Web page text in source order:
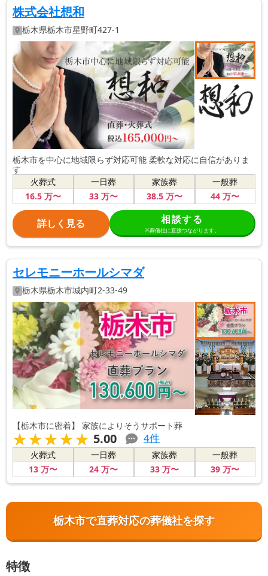
株式会社想和
栃木県栃木市星野町427-1
栃木市を中心に地域限らず対応可能 柔軟な対応に自信がありま
す
火葬式
16.5万〜
一日葬
33 万〜
家族葬
38.5万〜
一般葬
44 万〜
詳しく見る 相談する
※葬儀社に直接つながります。
セレモニーホールシマダ
栃木県栃木市城内町2-33-49
【栃木市に密着】 家族によりそうサポート葬
★★★★★
★★★★★ 5.00 4件
火葬式
13万〜
一日葬
24 万〜
家族葬
33万〜
一般葬
39 万〜
栃木市で直葬対応の葬儀社を探す
特徴